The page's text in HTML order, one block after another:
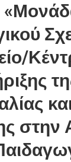
στην